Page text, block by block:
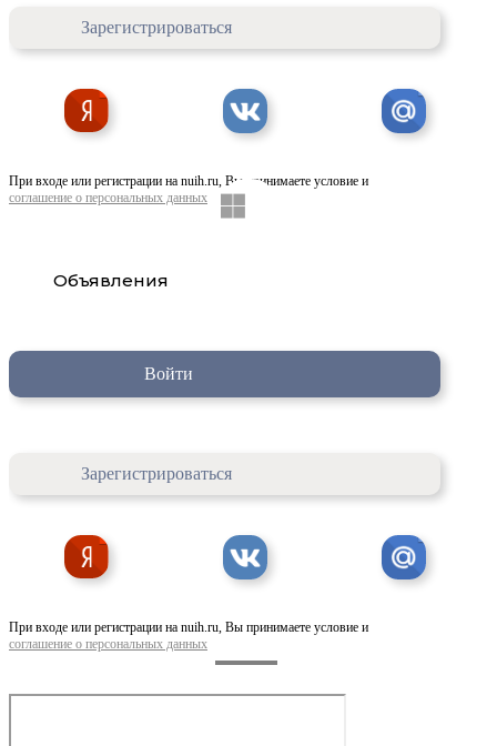
Зарегистрироваться
При входе или регистрации на nuih.ru, Вы принимаете условие и
соглашение о персональных данных
Объявления
Войти
Зарегистрироваться
При входе или регистрации на nuih.ru, Вы принимаете условие и
соглашение о персональных данных